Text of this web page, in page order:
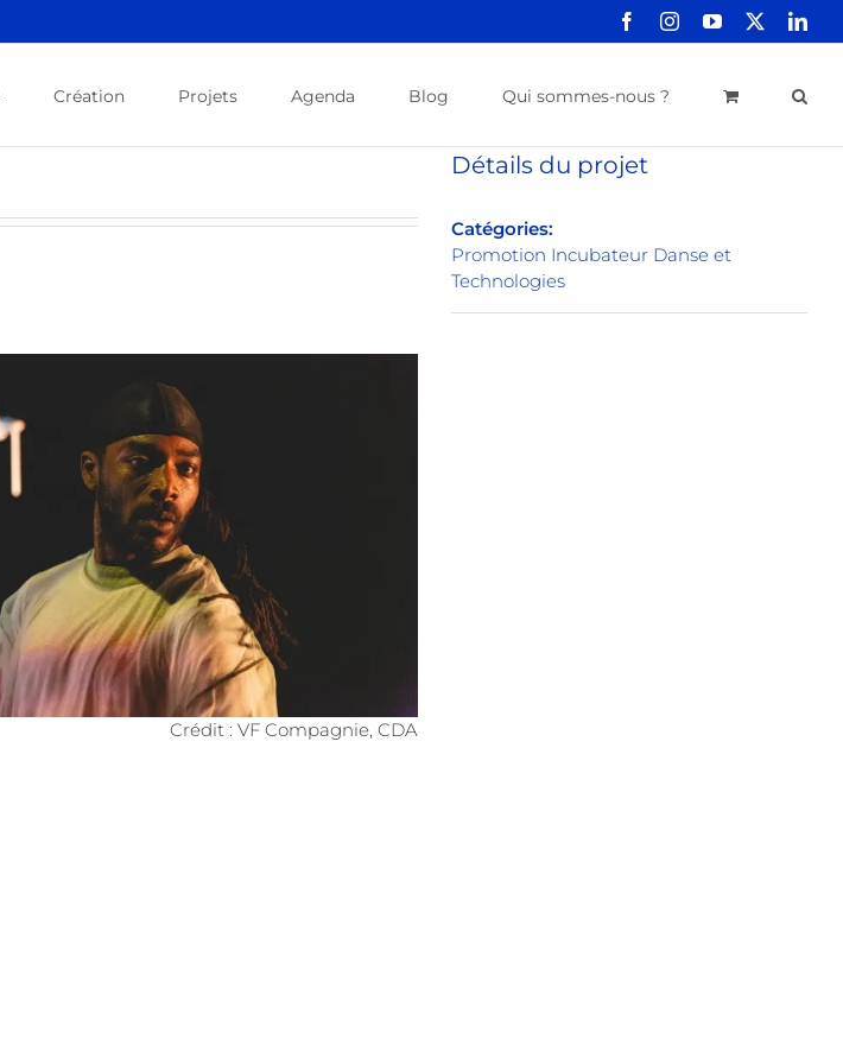
FacebookInstagramYouTube
Création Projets Agenda Blog Qui sommes-nous ?
Crédit : VF Compagnie, CDA
Détails du projet
Catégories:
Promotion Incubateur Danse et
Technologies